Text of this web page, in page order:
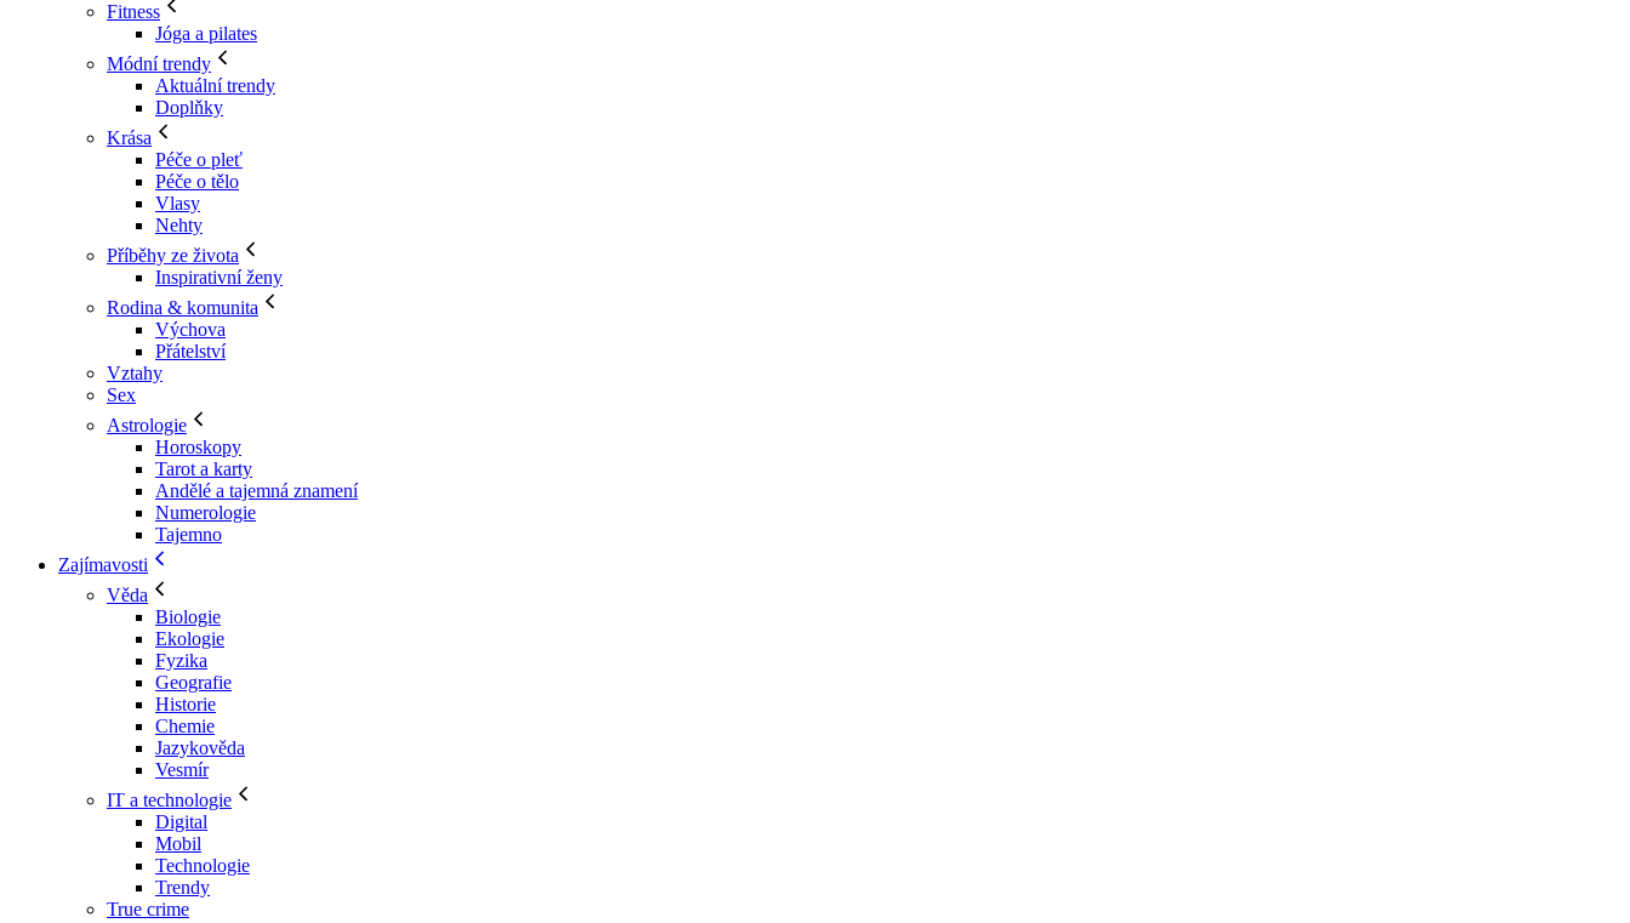
Fitness
Jóga a pilates
Módní trendy
Aktuální trendy
Doplňky
Krása
Péče o pleť
Péče o tělo
Vlasy
Nehty
Příběhy ze života
Inspirativní ženy
Rodina & komunita
Výchova
Přátelství
Vztahy
Sex
Astrologie
Horoskopy
Tarot a karty
Andělé a tajemná znamení
Numerologie
Tajemno
Zajímavosti
Věda
Biologie
Ekologie
Fyzika
Geografie
Historie
Chemie
Jazykověda
Vesmír
IT a technologie
Digital
Mobil
Technologie
Trendy
True crime